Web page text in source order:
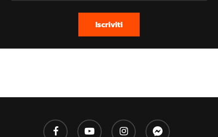
facebook youtube instagram messenger